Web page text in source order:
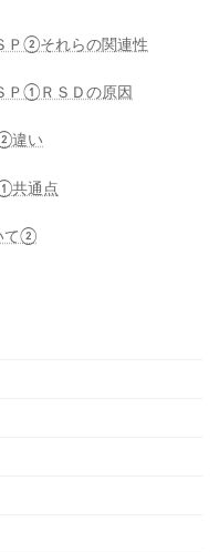
Ｐ②それらの関連性
Ｐ①ＲＳＤの原因
違い
共通点
て②